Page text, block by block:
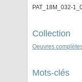
PAT_18M_032-
Collection
Oeuvres
Mots-clés